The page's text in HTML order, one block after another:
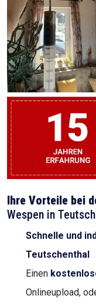
Ihre Vorteile bei
Wespen in
Schnelle und
Teutschenthal
Einen
Onlineupload,